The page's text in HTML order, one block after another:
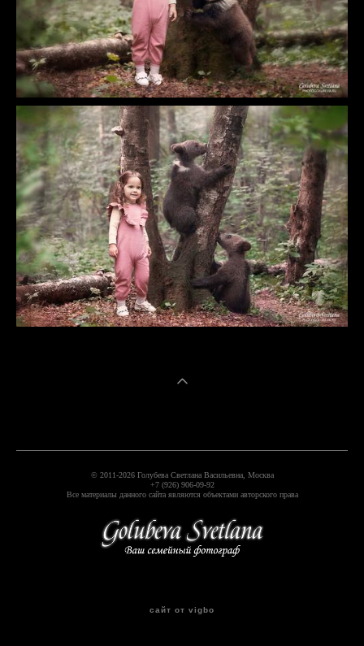
© 2011-2026 Голубева Светлана Васильевна, Москва
+7 (926) 906-09-92
Все материалы данного сайта являются объектами авторского права
сайт от vigbo